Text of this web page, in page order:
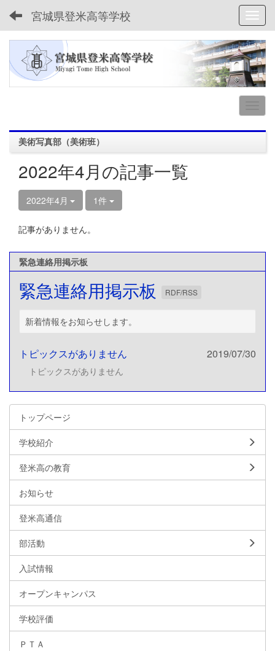
宮城県登米高等学校
美術写真部（美術班）
2022年4月の記事一覧
2022年4月 1件
記事がありません。
緊急連絡用掲示板
緊急連絡用掲示板 RDF/RSS
新着情報をお知らせします。
トピックスがありません 2019/07/30
トピックスがありません
トップページ
学校紹介
登米高の教育
お知らせ
登米高通信
部活動
入試情報
オープンキャンパス
学校評価
ＰＴＡ